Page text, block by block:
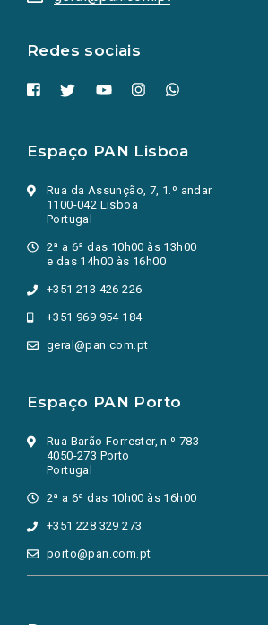
Redes sociais
nova
Espaço PAN Lisboa
Rua da Assunção, 7, 1.º andar
1100-042 Lisboa
Portugal
2ª a 6ª das 10h00 às 13h00
e das 14h00 às 16h00
+351 213 426 226
+351 969 954 184
geral@pan.com.pt
Espaço PAN Porto
Rua Barão Forrester, n.º 783
4050-273 Porto
Portugal
2ª a 6ª das 10h00 às 16h00
+351 228 329 273
porto@pan.com.pt